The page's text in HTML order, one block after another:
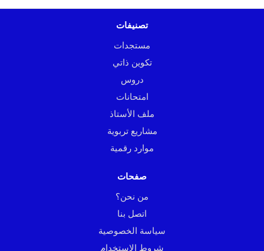
تصنيفات
مستجدات
تكوين ذاتي
دروس
امتحانات
ملف الأستاذ
مشاريع تربوية
موارد رقمية
صفحات
من نحن؟
اتصل بنا
سياسة الخصوصية
شروط الاستخدام